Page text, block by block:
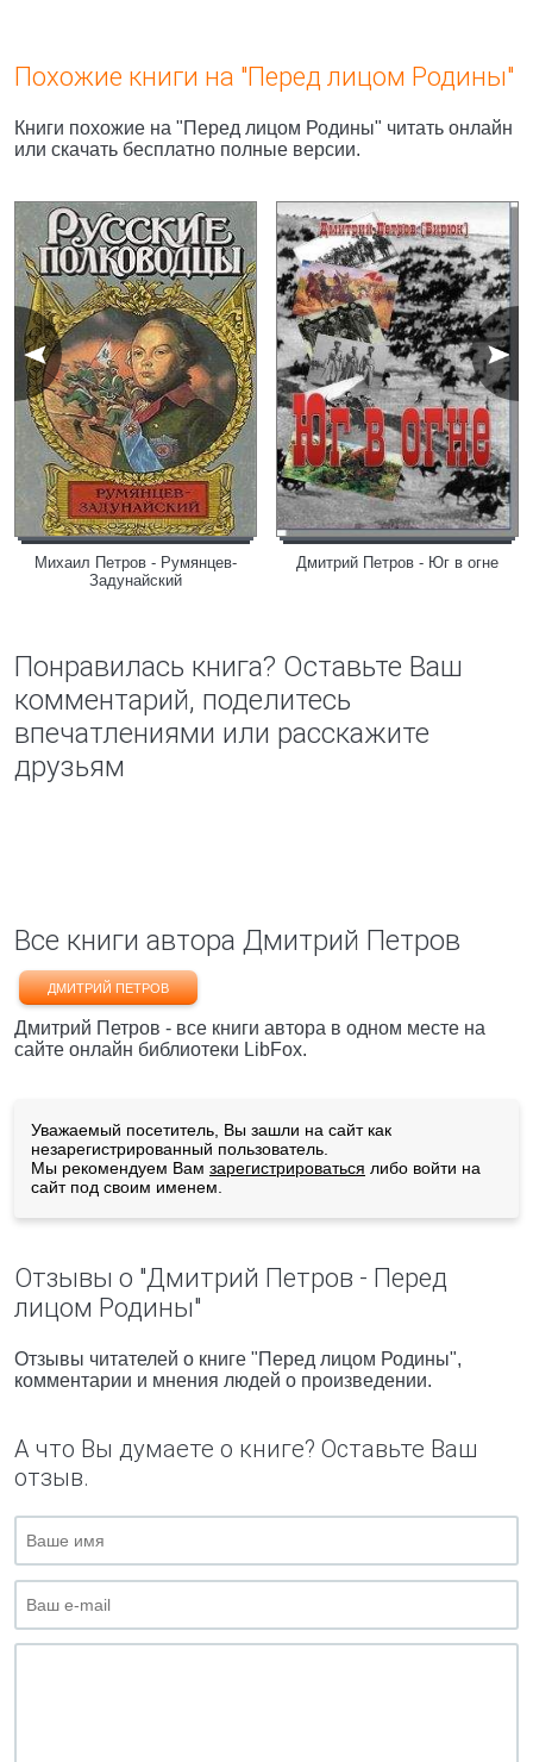
Похожие книги на "Перед лицом Родины"
Книги похожие на "Перед лицом Родины" читать онлайн
или скачать бесплатно полные версии.
Михаил Петров - Румянцев-
Задунайский
Дмитрий Петров - Юг в огне
Понравилась книга? Оставьте Ваш
комментарий, поделитесь
впечатлениями или расскажите
друзьям
Все книги автора Дмитрий Петров
ДМИТРИЙ ПЕТРОВ
Дмитрий Петров - все книги автора в одном месте на
сайте онлайн библиотеки LibFox.
Уважаемый посетитель, Вы зашли на сайт как
незарегистрированный пользователь.
Мы рекомендуем Вам зарегистрироваться либо войти на
сайт под своим именем.
Отзывы о "Дмитрий Петров - Перед
лицом Родины"
Отзывы читателей о книге "Перед лицом Родины",
комментарии и мнения людей о произведении.
А что Вы думаете о книге? Оставьте Ваш
отзыв.